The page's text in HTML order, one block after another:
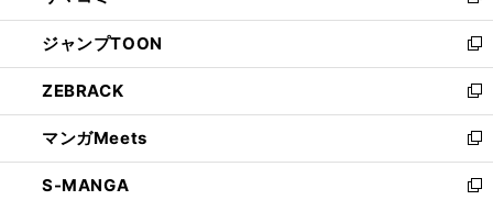
開
く
ウ
で
開
く
ン
ド
ウ
で
開
く
ウ
ィ
ン
ド
ウ
で
開
く
し
い
ウ
ィ
ン
ド
ウ
で
ジャンプTOON
新
し
い
ウ
ィ
ン
ド
ZEBRACK
新
し
い
ウ
ィ
マンガMeets
新
し
い
S-MANGA
新